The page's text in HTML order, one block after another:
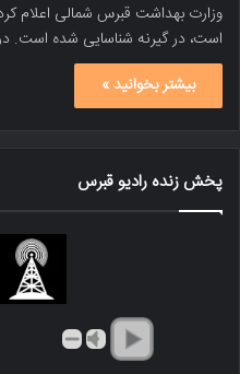
وزارت بهداشت قبرس شمالی اعلام
است، در گیرنه شناسایی شده است.
بیشتر بخوانید »
پخش زنده رادیو قبرس